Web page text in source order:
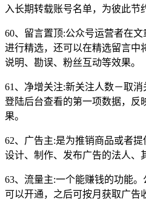
入长期转载账号名单，为彼此节
60、留言置顶:公众号运营者在
进行精选，还可以在精选留言中
说明、勘误、粉丝互动等效果。
61、净增关注:新关注人数－取
登陆后台查看的第一项数据，反
果。
62、广告主:是为推销商品或者
设计、制作、发布广告的法人、
63、流量主:一个能赚钱的功能
可以开通，之后可按月获取广告